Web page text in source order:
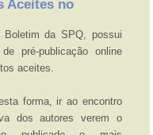
Aceites no
Boletim da SPQ, possui
pré-publicação online
aceites.
forma, ir ao encontro
dos autores verem o